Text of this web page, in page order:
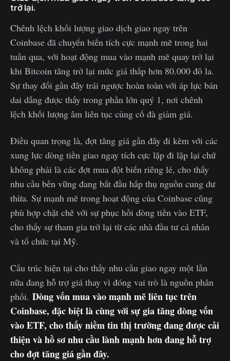
trở lại.
Chênh lệch khối lượng giao dịch giao ngay trên
Coinbase đã chuyển biến tích cực mạnh mẽ trong hai
tuần qua, với hoạt động mua vào mạnh mẽ quay trở lại
khi Bitcoin tăng trở lại mức giá thấp hơn 80.000 đô la.
Sự thay đổi gần đây trái ngược hoàn toàn với áp lực bán
dai dẳng được thấy trong phần lớn quý 1, nơi chênh
lệch khối lượng âm liên tục củng cố đà giảm giá.
Điều quan trọng là, đợt tăng giá gần đây đi kèm với các
xung lực dòng tiền giao ngay tích cực lặp đi lặp lại chứ
không phải là các đợt mua đột biến riêng lẻ, cho thấy
nhu cầu bền vững đang bắt đầu hấp thụ nguồn cung dư
thừa. Sự mạnh mẽ trong hoạt động của Coinbase cũng
phù hợp chặt chẽ với sự phục hồi dòng tiền vào ETF,
cho thấy sự tham gia trở lại từ các nhà đầu tư cá nhân
và tổ chức tại Mỹ.
Cấu trúc hiện tại cho thấy nhu cầu giao ngay một lần
nữa đang hỗ trợ giá thay vì đóng vai trò là nguồn phân
phối. Dòng vốn mua vào mạnh mẽ liên tục trên
Coinbase, đặc biệt là cùng với sự gia tăng dòng vốn
vào ETF, cho thấy niềm tin thị trường đang được cải
thiện và hồ sơ nhu cầu lành mạnh hơn đang hỗ trợ
cho đợt tăng giá gần đây.